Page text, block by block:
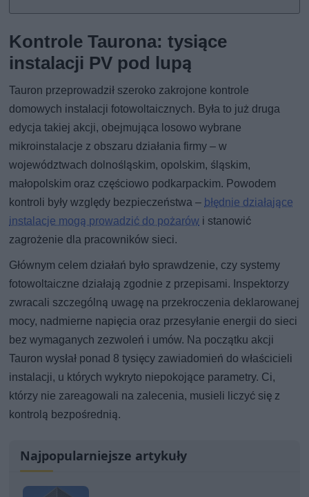
Kontrole Taurona: tysiące
instalacji PV pod lupą
Tauron przeprowadził szeroko zakrojone kontrole
domowych instalacji fotowoltaicznych. Była to już druga
edycja takiej akcji, obejmująca losowo wybrane
mikroinstalacje z obszaru działania firmy – w
województwach dolnośląskim, opolskim, śląskim,
małopolskim oraz częściowo podkarpackim. Powodem
kontroli były względy bezpieczeństwa – błędnie działające
instalacje mogą prowadzić do pożarów i stanowić
zagrożenie dla pracowników sieci.
Głównym celem działań było sprawdzenie, czy systemy
fotowoltaiczne działają zgodnie z przepisami. Inspektorzy
zwracali szczególną uwagę na przekroczenia deklarowanej
mocy, nadmierne napięcia oraz przesyłanie energii do sieci
bez wymaganych zezwoleń i umów. Na początku akcji
Tauron wysłał ponad 8 tysięcy zawiadomień do właścicieli
instalacji, u których wykryto niepokojące parametry. Ci,
którzy nie zareagowali na zalecenia, musieli liczyć się z
kontrolą bezpośrednią.
Najpopularniejsze artykuły